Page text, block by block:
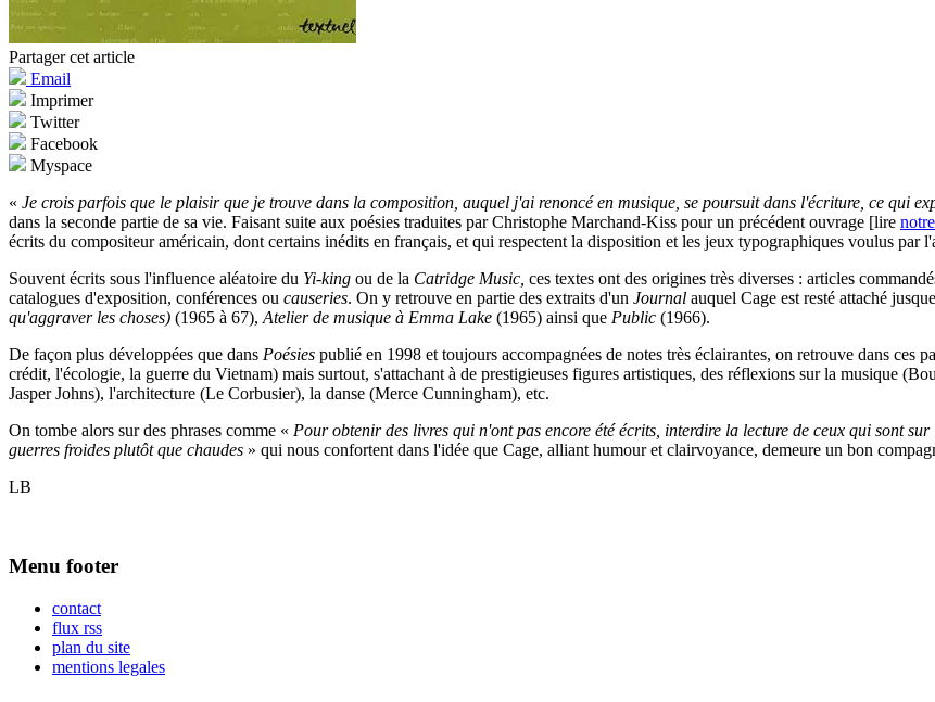
Partager cet article
Email
Imprimer
Twitter
Facebook
Myspace
« Je crois parfois que le plaisir que je trouve dans la composition, auquel j'ai renoncé en musique, se poursuit dans l'écriture, ce qui
dans la seconde partie de sa vie. Faisant suite aux poésies traduites par Christophe Marchand-Kiss pour un précédent ouvrage [lire
écrits du compositeur américain, dont certains inédits en français, et qui respectent la disposition et les jeux typographiques voulus par
Souvent écrits sous l'influence aléatoire du Yi-king ou de la Catridge Music, ces textes ont des origines très diverses : articles
catalogues d'exposition, conférences ou causeries. On y retrouve en partie des extraits d'un Journal auquel Cage est resté attaché
qu'aggraver les choses) (1965 à 67), Atelier de musique à Emma Lake (1965) ainsi que Public (1966).
De façon plus développées que dans Poésies publié en 1998 et toujours accompagnées de notes très éclairantes, on retrouve dans ces
crédit, l'écologie, la guerre du Vietnam) mais surtout, s'attachant à de prestigieuses figures artistiques, des réflexions sur la musique
Jasper Johns), l'architecture (Le Corbusier), la danse (Merce Cunningham), etc.
On tombe alors sur des phrases comme « Pour obtenir des livres qui n'ont pas encore été écrits, interdire la lecture de ceux qui sont sur
guerres froides plutôt que chaudes » qui nous confortent dans l'idée que Cage, alliant humour et clairvoyance, demeure un bon
LB
Menu footer
contact
flux rss
plan du site
mentions legales